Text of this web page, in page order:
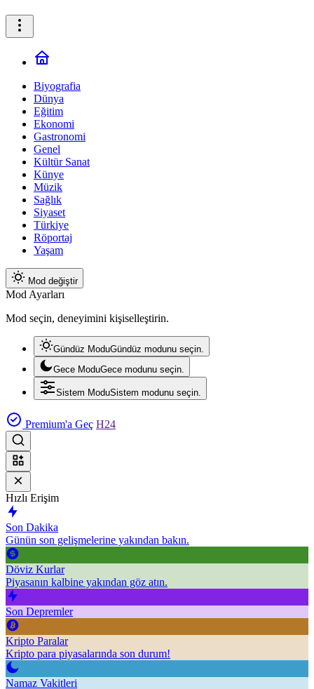
Biyografia
Dünya
Eğitim
Ekonomi
Gastronomi
Genel
Kültür Sanat
Künye
Müzik
Sağlık
Siyaset
Türkiye
Röportaj
Yaşam
Mod değiştir
Mod Ayarları
Mod seçin, deneyimini kişiselleştirin.
Gündüz ModuGündüz modunu seçin.
Gece ModuGece modunu seçin.
Sistem ModuSistem modunu seçin.
Premium'a Geç H24
Hızlı Erişim
Son Dakika
Günün son gelişmelerine yakından bakın.
Döviz Kurlar
Piyasanın kalbine yakından göz atın.
Son Depremler
Kripto Paralar
Kripto para piyasalarında son durum!
Namaz Vakitleri